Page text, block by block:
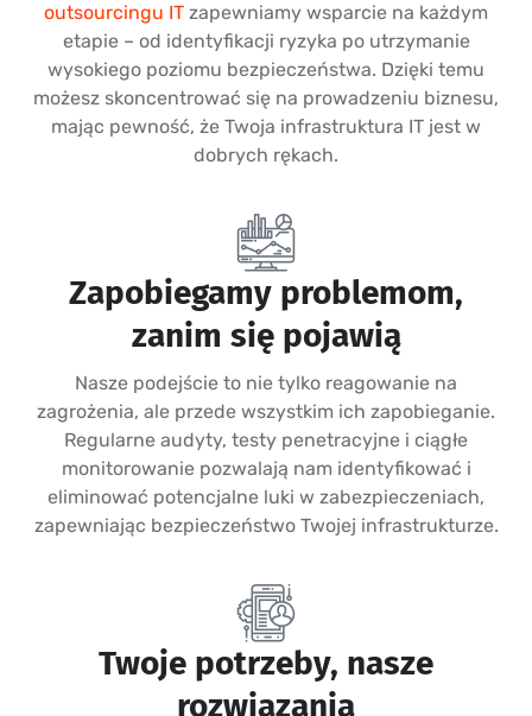
outsourcingu IT zapewniamy wsparcie na każdym
etapie – od identyfikacji ryzyka po utrzymanie
wysokiego poziomu bezpieczeństwa. Dzięki temu
możesz skoncentrować się na prowadzeniu biznesu,
mając pewność, że Twoja infrastruktura IT jest w
dobrych rękach.
Zapobiegamy problemom,
zanim się pojawią
Nasze podejście to nie tylko reagowanie na
zagrożenia, ale przede wszystkim ich zapobieganie.
Regularne audyty, testy penetracyjne i ciągłe
monitorowanie pozwalają nam identyfikować i
eliminować potencjalne luki w zabezpieczeniach,
zapewniając bezpieczeństwo Twojej infrastrukturze.
Twoje potrzeby, nasze
rozwiązania